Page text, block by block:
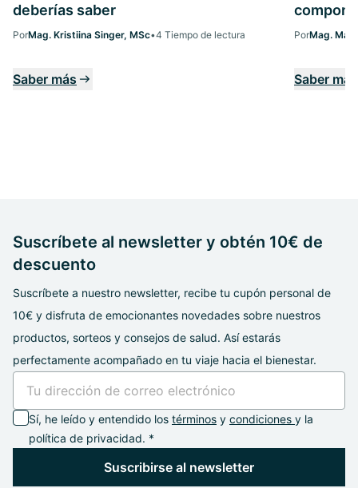
deberías saber
PorMag. Kristiina Singer, MSc•4 Tiempo de lectura
Saber más
PorMag.
Saber más
Suscríbete al newsletter y obtén 10€ de
descuento
Suscríbete a nuestro newsletter, recibe tu cupón personal de
10€ y disfruta de emocionantes novedades sobre nuestros
productos, sorteos y consejos de salud. Así estarás
perfectamente acompañado en tu viaje hacia el bienestar.
Sí, he leído y entendido los términos y condiciones y la
política de privacidad. *
Suscribirse al newsletter